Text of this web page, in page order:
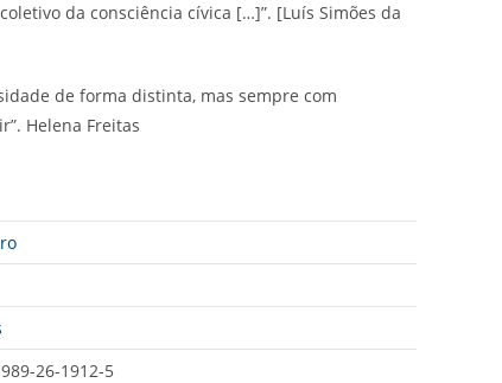
da consciência cívica […]”. [Luís Simões da
de forma distinta, mas sempre com
Helena Freitas
26-1912-5